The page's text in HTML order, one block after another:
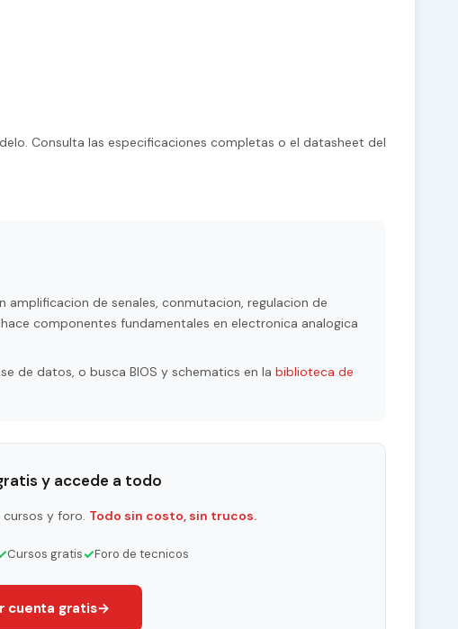
Consulta las especificaciones completas o el datasheet del
amplificacion de senales, conmutacion, regulacion de
componentes fundamentales en electronica analogica
de datos, o busca BIOS y schematics en la biblioteca de
y accede a todo
cursos y foro. Todo sin costo, sin trucos.
Cursos gratis✓Foro de tecnicos
cuenta gratis→